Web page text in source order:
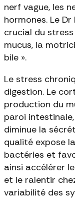
nerf vague, les
hormones. Le
crucial du
mucus, la
bile ».
Le stress
digestion. Le
production du
paroi
diminue la
qualité expose
bactéries et
ainsi accélérer
et le ralentir
variabilité des